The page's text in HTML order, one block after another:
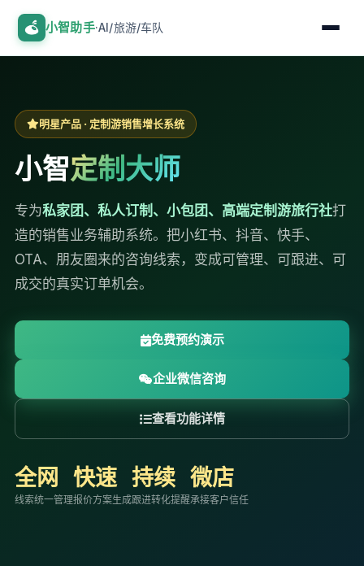
小智助手·AI/旅游/车队
明星产品 · 定制游销售增长系统
小智定制大师
专为私家团、私人订制、小包团、高端定制游旅行社打
造的销售业务辅助系统。把小红书、抖音、快手、
OTA、朋友圈来的咨询线索，变成可管理、可跟进、可
成交的真实订单机会。
免费预约演示
企业微信咨询
查看功能详情
全网
线索统一管理
快速
报价方案生成
持续
跟进转化提醒
微店
承接客户信任